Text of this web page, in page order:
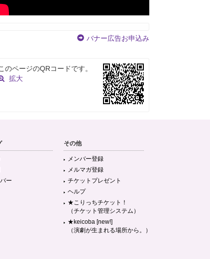
バナー広告お申込み
のページのQRコードです。
拡大
ー
その他
メンバー登録
メルマガ登録
チケットプレゼント
ヘルプ
★こりっちチケット！
（チケット管理システム）
★keicoba [new!]
（演劇が生まれる場所から。）